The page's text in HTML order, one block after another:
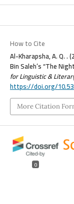
How to Cite
Al-Kharapsha, A. Q. .
Bin Saleh’s “The
for Linguistic &
https://doi.org/
More Citation
0